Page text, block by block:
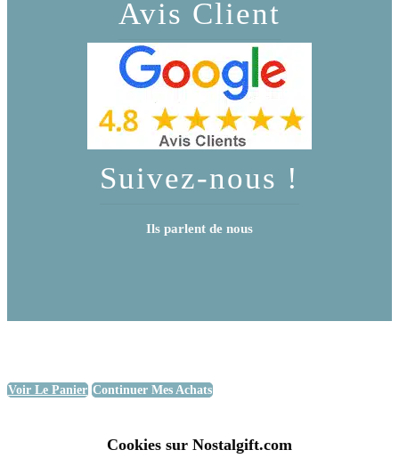
Avis Client
Suivez-nous !
Ils parlent de nous
Voir Le Panier Continuer Mes Achats
Cookies sur Nostalgift.com